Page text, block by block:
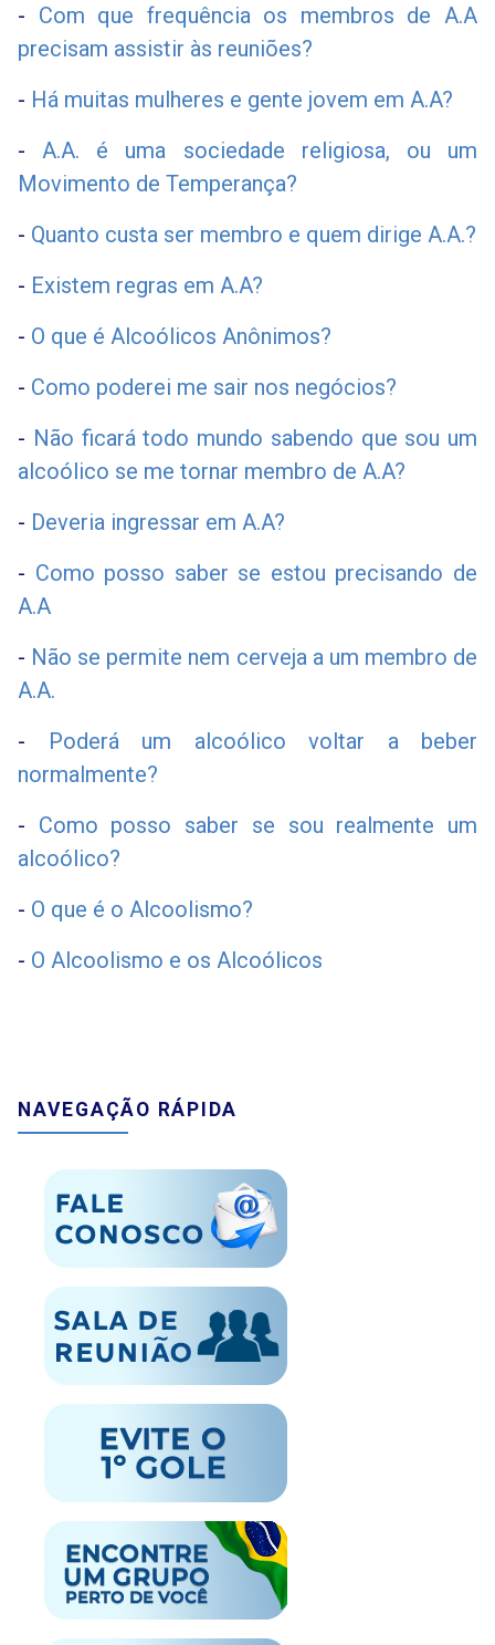
- Com que frequência os membros de A.A
precisam assistir às reuniões?
- Há muitas mulheres e gente jovem em A.A?
-A.A. é uma sociedade religiosa, ou um
Movimento de Temperança?
- Quanto custa ser membro e quem dirige A.A.?
- Existem regras em A.A?
- O que é Alcoólicos Anônimos?
- Como poderei me sair nos negócios?
- Não ficará todo mundo sabendo que sou um
alcoólico se me tornar membro de A.A?
- Deveria ingressar em A.A?
- Como posso saber se estou precisando de
A.A
- Não se permite nem cerveja a um membro de
A.A.
-
Poderá um alcoólico voltar a beber
normalmente?
- Como posso saber se sou realmente um
alcoólico?
- O que é o Alcoolismo?
- O Alcoolismo e os Alcoólicos
NAVEGAÇÃO RÁPIDA